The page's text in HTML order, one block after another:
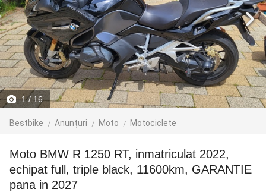
1/ 16
Bestbike Anunțuri Moto Motociclete
Moto BMW R 1250 RT, inmatriculat 2022,
echipat full, triple black, 11600km, GARANTIE
pana in 2027